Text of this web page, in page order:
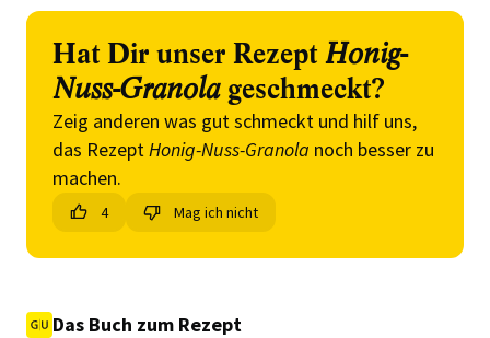
Hat Dir unser Rezept Honig-
Nuss-Granolageschmeckt?
Zeig anderen was gut schmeckt und hilf uns,
das RezeptHonig-Nuss-Granola noch besser zu
machen.
4 Mag ich nicht
Das Buch zum Rezept